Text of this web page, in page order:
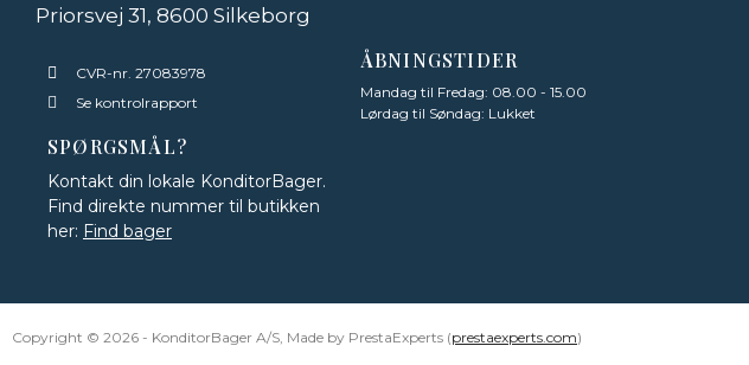
Priorsvej 31, 8600 Silkeborg
CVR-nr. 27083978
Se kontrolrapport
SPØRGSMÅL?
Kontakt din lokale KonditorBager.
Find direkte nummer til butikken
her: Find bager
ÅBNINGSTIDER
Mandag til Fredag: 08.00 - 15.00
Lørdag til Søndag: Lukket
Copyright © 2026 - KonditorBager A/S, Made by PrestaExperts (prestaexperts.com)